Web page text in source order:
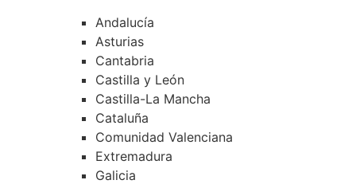
Andalucía
Asturias
Cantabria
Castilla y León
Castilla-La Mancha
Cataluña
Comunidad Valenciana
Extremadura
Galicia